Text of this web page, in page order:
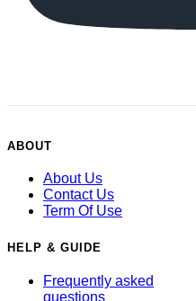
ABOUT
About Us
Contact Us
Term Of Use
HELP & GUIDE
Frequently asked
questions